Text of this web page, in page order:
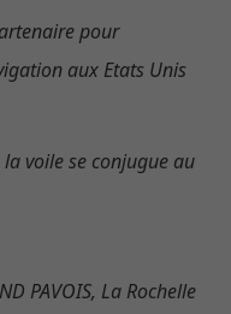
pour
aux Etats Unis
la voile se conjugue au
PAVOIS, La Rochelle